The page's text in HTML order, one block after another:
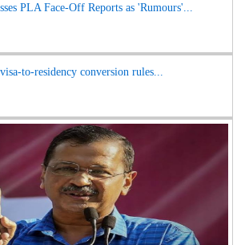
PLA Face-Off Reports as 'Rumours'...
to-residency conversion rules...